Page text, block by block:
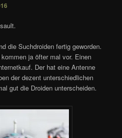
die Suchdroiden fertig geworden.
ja öfter mal vor. Einen
Der hat eine Antenne
der dezent unterschiedlichen
gut die Droiden unterscheiden.